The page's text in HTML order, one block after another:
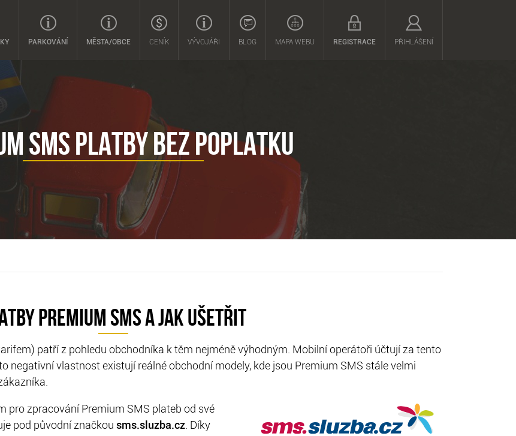
PARKOVÁNÍ MĚSTA/OBCE CENÍK VÝVOJÁŘI BLOG MAPA WEBU REGISTRACE PŘIHLÁŠENÍ
SMS PLATBY BEZ POPLATKU
PREMIUM SMS A JAK UŠETŘIT
patří z pohledu obchodníka k těm nejméně výhodným. Mobilní operátoři účtují za tento
negativní vlastnost existují reálné obchodní modely, kde jsou Premium SMS stále velmi
pro zpracování Premium SMS plateb od své
pod původní značkou sms.sluzba.cz. Díky